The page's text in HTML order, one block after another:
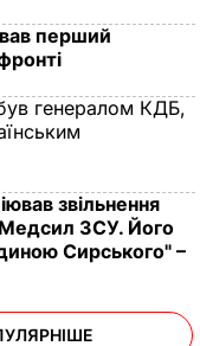
перший
генералом КДБ,
звільнення
ЗСУ. Його
Сирського" –